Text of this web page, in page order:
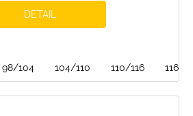
DETAIL
98/104 104/110 110/116 116/